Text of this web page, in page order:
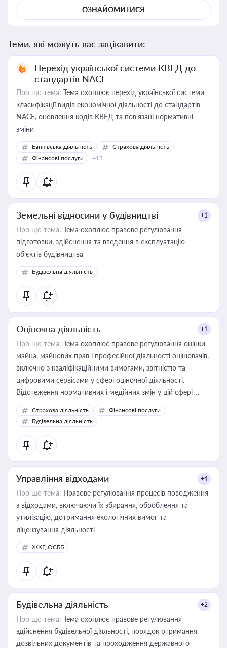
ОЗНАЙОМИТИСЯ
Теми, які можуть вас зацікавити:
Перехід української системи КВЕД до
стандартів NACE
Про що тема: Тема охоплює перехід української системи
класифікації видів економічної діяльності до стандартів
NACE, оновлення кодів КВЕД та пов'язані нормативні
зміни
Банківська діяльність
Страхова діяльність
Фінансові послуги
+13
Земельні відносини у будівництві +1
Про що тема: Тема охоплює правове регулювання
підготовки, здійснення та введення в експлуатацію
об’єктів будівництва
Будівельна діяльність
Оціночна діяльність +1
Про що тема: Тема охоплює правове регулювання оцінки
майна, майнових прав і професійної діяльності оцінювачів,
включно з кваліфікаційними вимогами, звітністю та
цифровими сервісами у сфері оціночної діяльності.
Відстеження нормативних і медійних змін у цій сфері
корисне для власника бізнесу, керівника, юриста або
бухгалтера під час оподаткування, приватизації, оренди
державного майна, корпоративних угод і перевірки
статусу суб'єктів оціночної діяльності
Страхова діяльність
Фінансові послуги
Будівельна діяльність
Управління відходами +4
Про що тема: Правове регулювання процесів поводження
з відходами, включаючи їх збирання, оброблення та
утилізацію, дотримання екологічних вимог та
ліцензування діяльності
ЖКГ, ОСББ
Будівельна діяльність +2
Про що тема: Тема охоплює правове регулювання
здійснення будівельної діяльності, порядок отримання
дозвільних документів та проходження державного